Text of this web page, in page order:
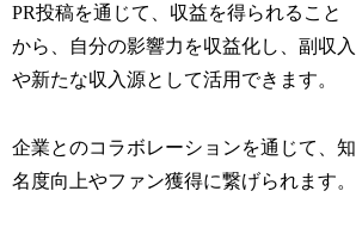
PR投稿を通じて、収益を得られること
から、自分の影響力を収益化し、副収入
や新たな収入源として活用できます。
企業とのコラボレーションを通じて、知
名度向上やファン獲得に繋げられます。